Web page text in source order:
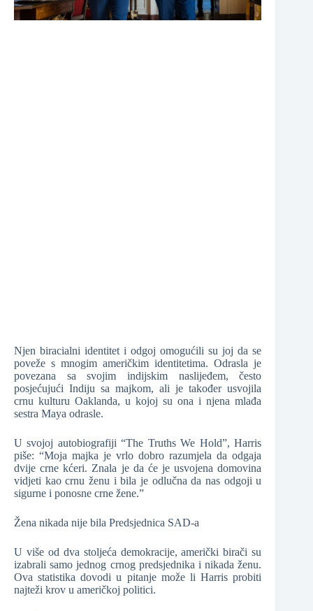
Njen biracialni identitet i odgoj omogućili su joj da se
poveže s mnogim američkim identitetima. Odrasla je
povezana sa svojim indijskim naslijeđem, često
posjećujući Indiju sa majkom, ali je također usvojila
crnu kulturu Oaklanda, u kojoj su ona i njena mlađa
sestra Maya odrasle.
U svojoj autobiografiji “The Truths We Hold”, Harris
piše: “Moja majka je vrlo dobro razumjela da odgaja
dvije crne kćeri. Znala je da će je usvojena domovina
vidjeti kao crnu ženu i bila je odlučna da nas odgoji u
sigurne i ponosne crne žene.”
Žena nikada nije bila Predsjednica SAD-a
U više od dva stoljeća demokracije, američki birači su
izabrali samo jednog crnog predsjednika i nikada ženu.
Ova statistika dovodi u pitanje može li Harris probiti
najteži krov u američkoj politici.